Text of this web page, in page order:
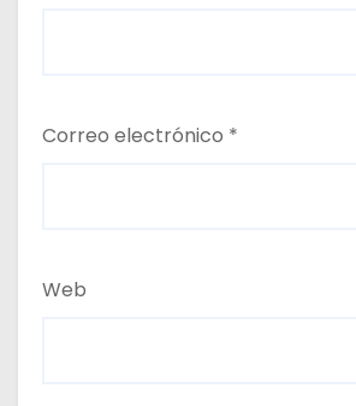
Correo electrónico *
Web